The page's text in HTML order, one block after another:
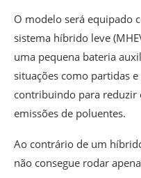
O modelo será equipado
sistema híbrido leve
uma pequena bateria
situações como partidas
contribuindo para reduzir
emissões de poluentes.
Ao contrário de um
não consegue rodar